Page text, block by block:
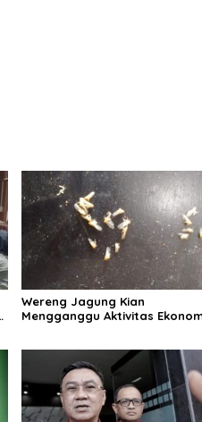
Wereng Jagung Kian
Mengganggu Aktivitas